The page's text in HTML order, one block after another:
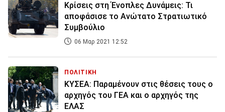
Κρίσεις στη Ένοπλες Δυνάμεις: Τι
αποφάσισε το Ανώτατο Στρατιωτικό
Συμβούλιο
06 Μαρ 2021 12:52
ΠΟΛΙΤΙΚΗ
ΚΥΣΕΑ: Παραμένουν στις θέσεις τους ο
αρχηγός του ΓΕΑ και ο αρχηγός της
ΕΛΑΣ